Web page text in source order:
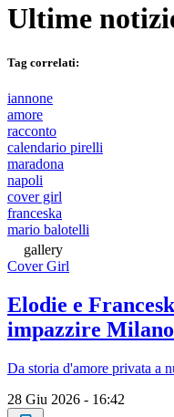
Ultime
Tag correlati:
iannone
amore
racconto
calendario pirelli
maradona
napoli
cover girl
franceska
mario balotelli
gallery
Cover Girl
Elodie e
impazzire Milano
Da storia d'amore privata a
28 Giu 2026 - 16:42